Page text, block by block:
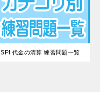
SPI 代金の清算 練習問題一覧